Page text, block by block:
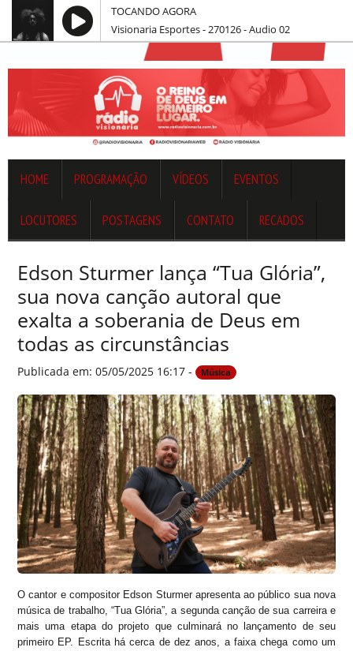
TOCANDO AGORA
Visionaria Esportes - 270126 - Audio 02
HOME PROGRAMAÇÃO VÍDEOS EVENTOS
LOCUTORES POSTAGENS CONTATO RECADOS
Edson Sturmer lança “Tua Glória”,
sua nova canção autoral que
exalta a soberania de Deus em
todas as circunstâncias
Publicada em: 05/05/2025 16:17 - Música
O cantor e compositor Edson Sturmer apresenta ao público sua nova
música de trabalho, “Tua Glória”, a segunda canção de sua carreira e
mais uma etapa do projeto que culminará no lançamento de seu
primeiro EP. Escrita há cerca de dez anos, a faixa chega como um